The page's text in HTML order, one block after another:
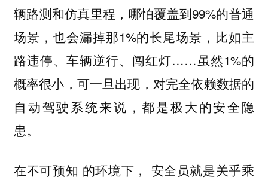
辆路测和仿真里程，哪怕覆盖到99%的普通
场景，也会漏掉那1%的长尾场景，比如主
路违停、车辆逆行、闯红灯……虽然1%的
概率很小，可一旦出现，对完全依赖数据的
自动驾驶系统来说，都是极大的安全隐
患。
在不可预知 的环境下， 安全员就是关乎乘